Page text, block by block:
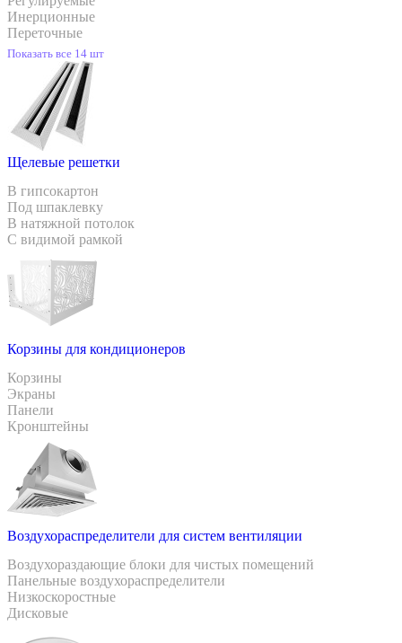
Инерционные
Переточные
Показать все 14 шт
Щелевые решетки
В гипсокартон
Под шпаклевку
В натяжной потолок
С видимой рамкой
Корзины для кондиционеров
Корзины
Экраны
Панели
Кронштейны
Воздухораспределители для систем вентиляции
Воздухораздающие блоки для чистых помещений
Панельные воздухораспределители
Низкоскоростные
Дисковые